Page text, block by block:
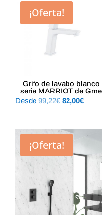
503,36€.
¡Oferta!
Grifo de lavabo blanco
serie MARRIOT de Gme
Desde 99,22€ El
era:
99,22€.
82,00€El
es:
¡Oferta!